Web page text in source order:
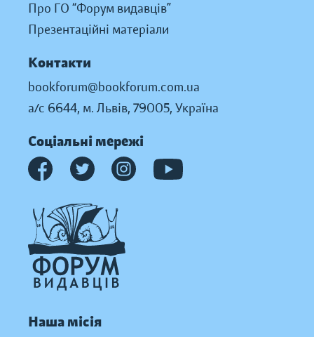
Про ГО “Форум видавців”
Презентаційні матеріали
Контакти
bookforum@bookforum.com.ua
а/с 6644, м. Львів, 79005, Україна
Соціальні мережі
Наша місія